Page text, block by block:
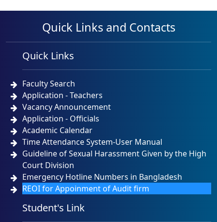
Quick Links and Contacts
Quick Links
Faculty Search
Application - Teachers
Vacancy Announcement
Application - Officials
Academic Calendar
Time Attendance System-User Manual
Guideline of Sexual Harassment Given by the High
Court Division
Emergency Hotline Numbers in Bangladesh
REOI for Appoinment of Audit firm
Student's Link